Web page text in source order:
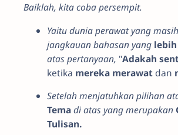
Baiklah, kita coba persempit.
Yaitu dunia perawat yang
jangkauan bahasan yang
atas pertanyaan, "Adakah
ketika mereka merawatdan
Setelah menjatuhkan pilihan
Temadi atas yang merupakan
Tulisan.